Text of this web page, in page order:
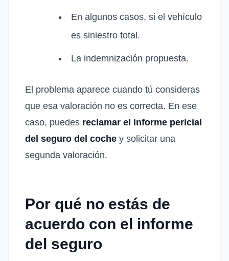
En algunos casos, si el vehículo
es siniestro total.
La indemnización propuesta.
El problema aparece cuando tú consideras
que esa valoración no es correcta. En ese
caso, puedes reclamar el informe pericial
del seguro del coche y solicitar una
segunda valoración.
Por qué no estás de
acuerdo con el informe
del seguro